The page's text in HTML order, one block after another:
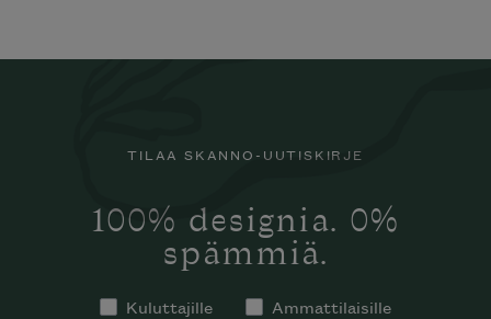
TILAA SKANNO-UUTISKIRJE
100% designia. 0%
spämmiä.
Kuluttajille Ammattilaisille